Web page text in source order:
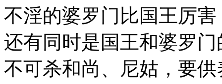
不淫的婆罗门比国王厉
还有同时是国王和婆罗
不可杀和尚、尼姑，要